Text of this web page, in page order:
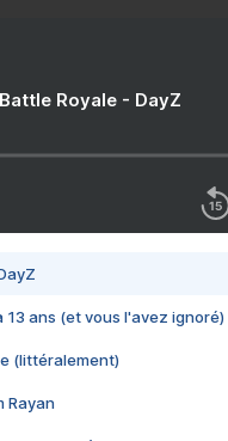
Royale - DayZ
13 ans (et vous l'avez ignoré)
(littéralement)
Rayan